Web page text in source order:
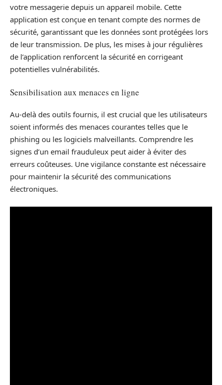
votre messagerie depuis un appareil mobile. Cette
application est conçue en tenant compte des normes de
sécurité, garantissant que les données sont protégées lors
de leur transmission. De plus, les mises à jour régulières
de l’application renforcent la sécurité en corrigeant
potentielles vulnérabilités.
Sensibilisation aux menaces en ligne
Au-delà des outils fournis, il est crucial que les utilisateurs
soient informés des menaces courantes telles que le
phishing ou les logiciels malveillants. Comprendre les
signes d’un email frauduleux peut aider à éviter des
erreurs coûteuses. Une vigilance constante est nécessaire
pour maintenir la sécurité des communications
électroniques.